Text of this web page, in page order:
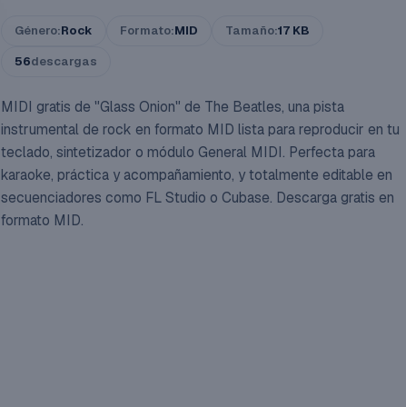
Género:Rock Formato:MID Tamaño:17 KB
56descargas
MIDI gratis de "Glass Onion" de The Beatles, una pista
instrumental de rock en formato MID lista para reproducir en tu
teclado, sintetizador o módulo General MIDI. Perfecta para
karaoke, práctica y acompañamiento, y totalmente editable en
secuenciadores como FL Studio o Cubase. Descarga gratis en
formato MID.